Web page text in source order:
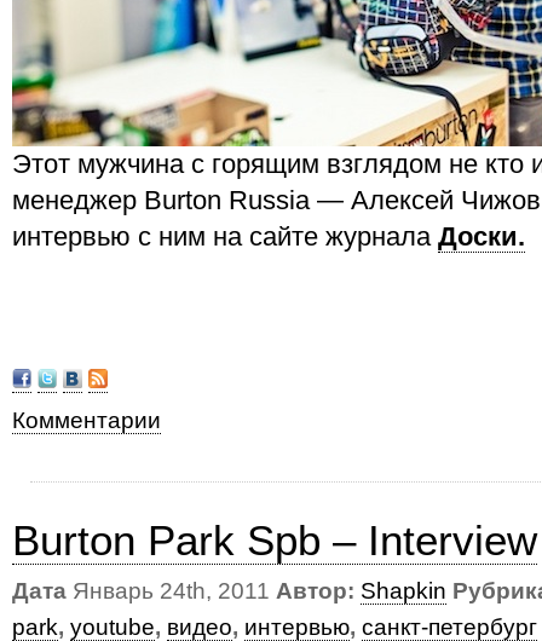
Этот мужчина с горящим взглядом не кто
менеджер Burton Russia — Алексей
интервью с ним на сайте журнала Доски.
Комментарии
Burton Park Spb – Interview
Дата Январь 24th, 2011 Автор: Shapkin
park, youtube, видео, интервью, санкт-петербург